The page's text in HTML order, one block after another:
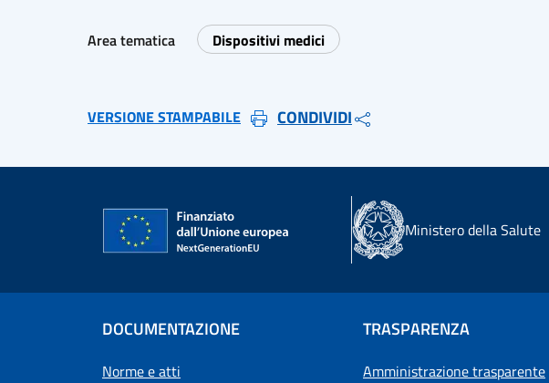
Area tematica Dispositivi medici
VERSIONE STAMPABILE CONDIVIDI
Ministero della Salute
DOCUMENTAZIONE
Norme e atti
TRASPARENZA
Amministrazione trasparente